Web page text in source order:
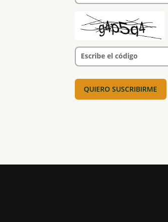
Escribe el código